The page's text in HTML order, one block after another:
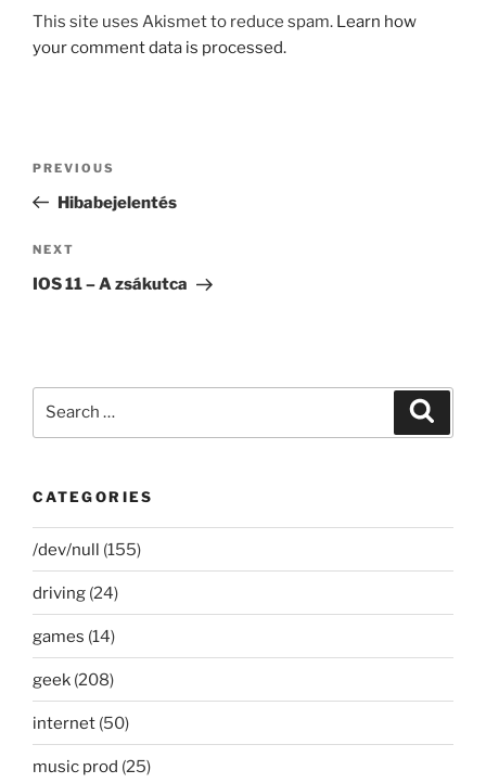
This site uses Akismet to reduce spam. Learn how
your comment data is processed.
Previous
Post
PREVIOUS
Hibabejelentés
Next
Post
NEXT
IOS 11 – A zsákutca
CATEGORIES
/dev/null (155)
driving (24)
games (14)
geek (208)
internet (50)
music prod (25)